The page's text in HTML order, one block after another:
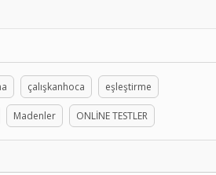
çalışkanhoca eşleştirme
Madenler ONLİNE TESTLER